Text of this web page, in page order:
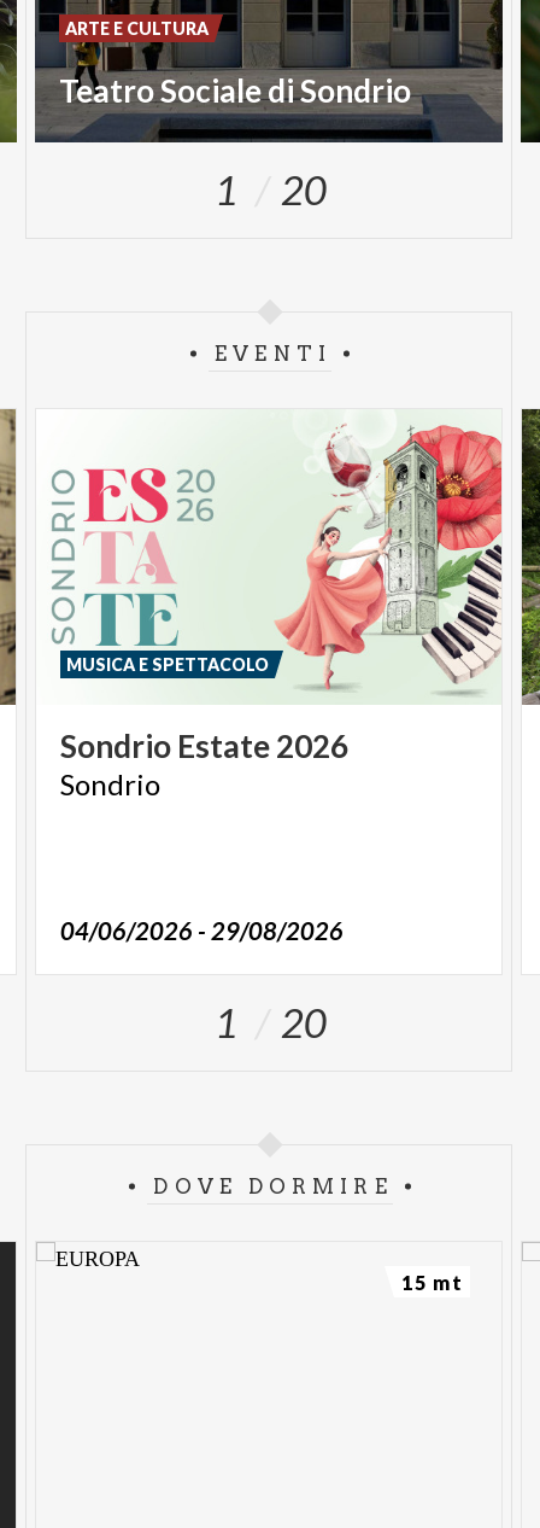
Teatro Sociale di Sondrio
ARTE E CULTURA
1 20
EVENTI
Sondrio Estate2026
Sondrio
04/06/2026 - 29/08/2026
MUSICA E SPETTACOLO
1 20
DOVE DORMIRE
15 mt